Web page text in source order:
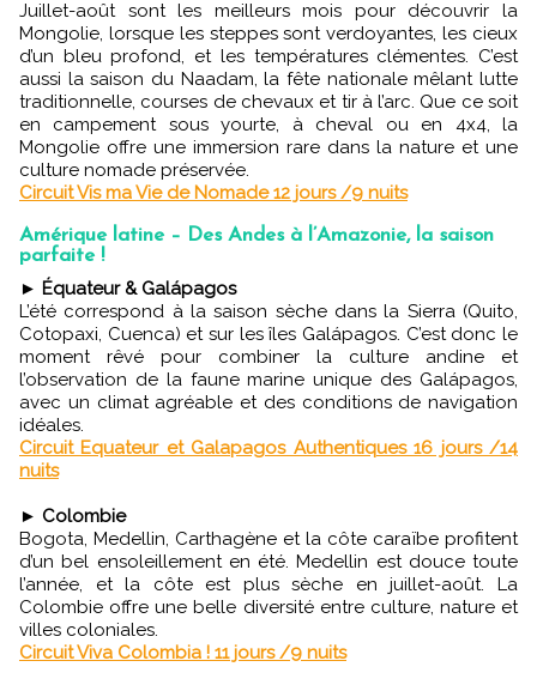
Juillet-août sont les meilleurs mois pour découvrir la
Mongolie, lorsque les steppes sont verdoyantes, les cieux
d’un bleu profond, et les températures clémentes. C’est
aussi la saison du Naadam, la fête nationale mêlant lutte
traditionnelle, courses de chevaux et tir à l’arc. Que ce soit
en campement sous yourte, à cheval ou en 4x4, la
Mongolie offre une immersion rare dans la nature et une
culture nomade préservée.
Circuit Vis ma Vie de Nomade 12 jours /9 nuits
Amérique latine – Des Andes à l’Amazonie, la saison
parfaite !
Équateur & Galápagos
L’été correspond à la saison sèche dans la Sierra (Quito,
Cotopaxi, Cuenca) et sur les îles Galápagos. C’est donc le
moment rêvé pour combiner la culture andine et
l’observation de la faune marine unique des Galápagos,
avec un climat agréable et des conditions de navigation
idéales.
Circuit Equateur et Galapagos Authentiques 16 jours /14
nuits
► Colombie
Bogota, Medellin, Carthagène et la côte caraïbe profitent
d’un bel ensoleillement en été. Medellin est douce toute
l’année, et la côte est plus sèche en juillet-août. La
Colombie offre une belle diversité entre culture, nature et
villes coloniales.
Circuit Viva Colombia ! 11 jours /9 nuits